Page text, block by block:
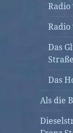
Radio
Radio
Das
Straße
Das
Als die